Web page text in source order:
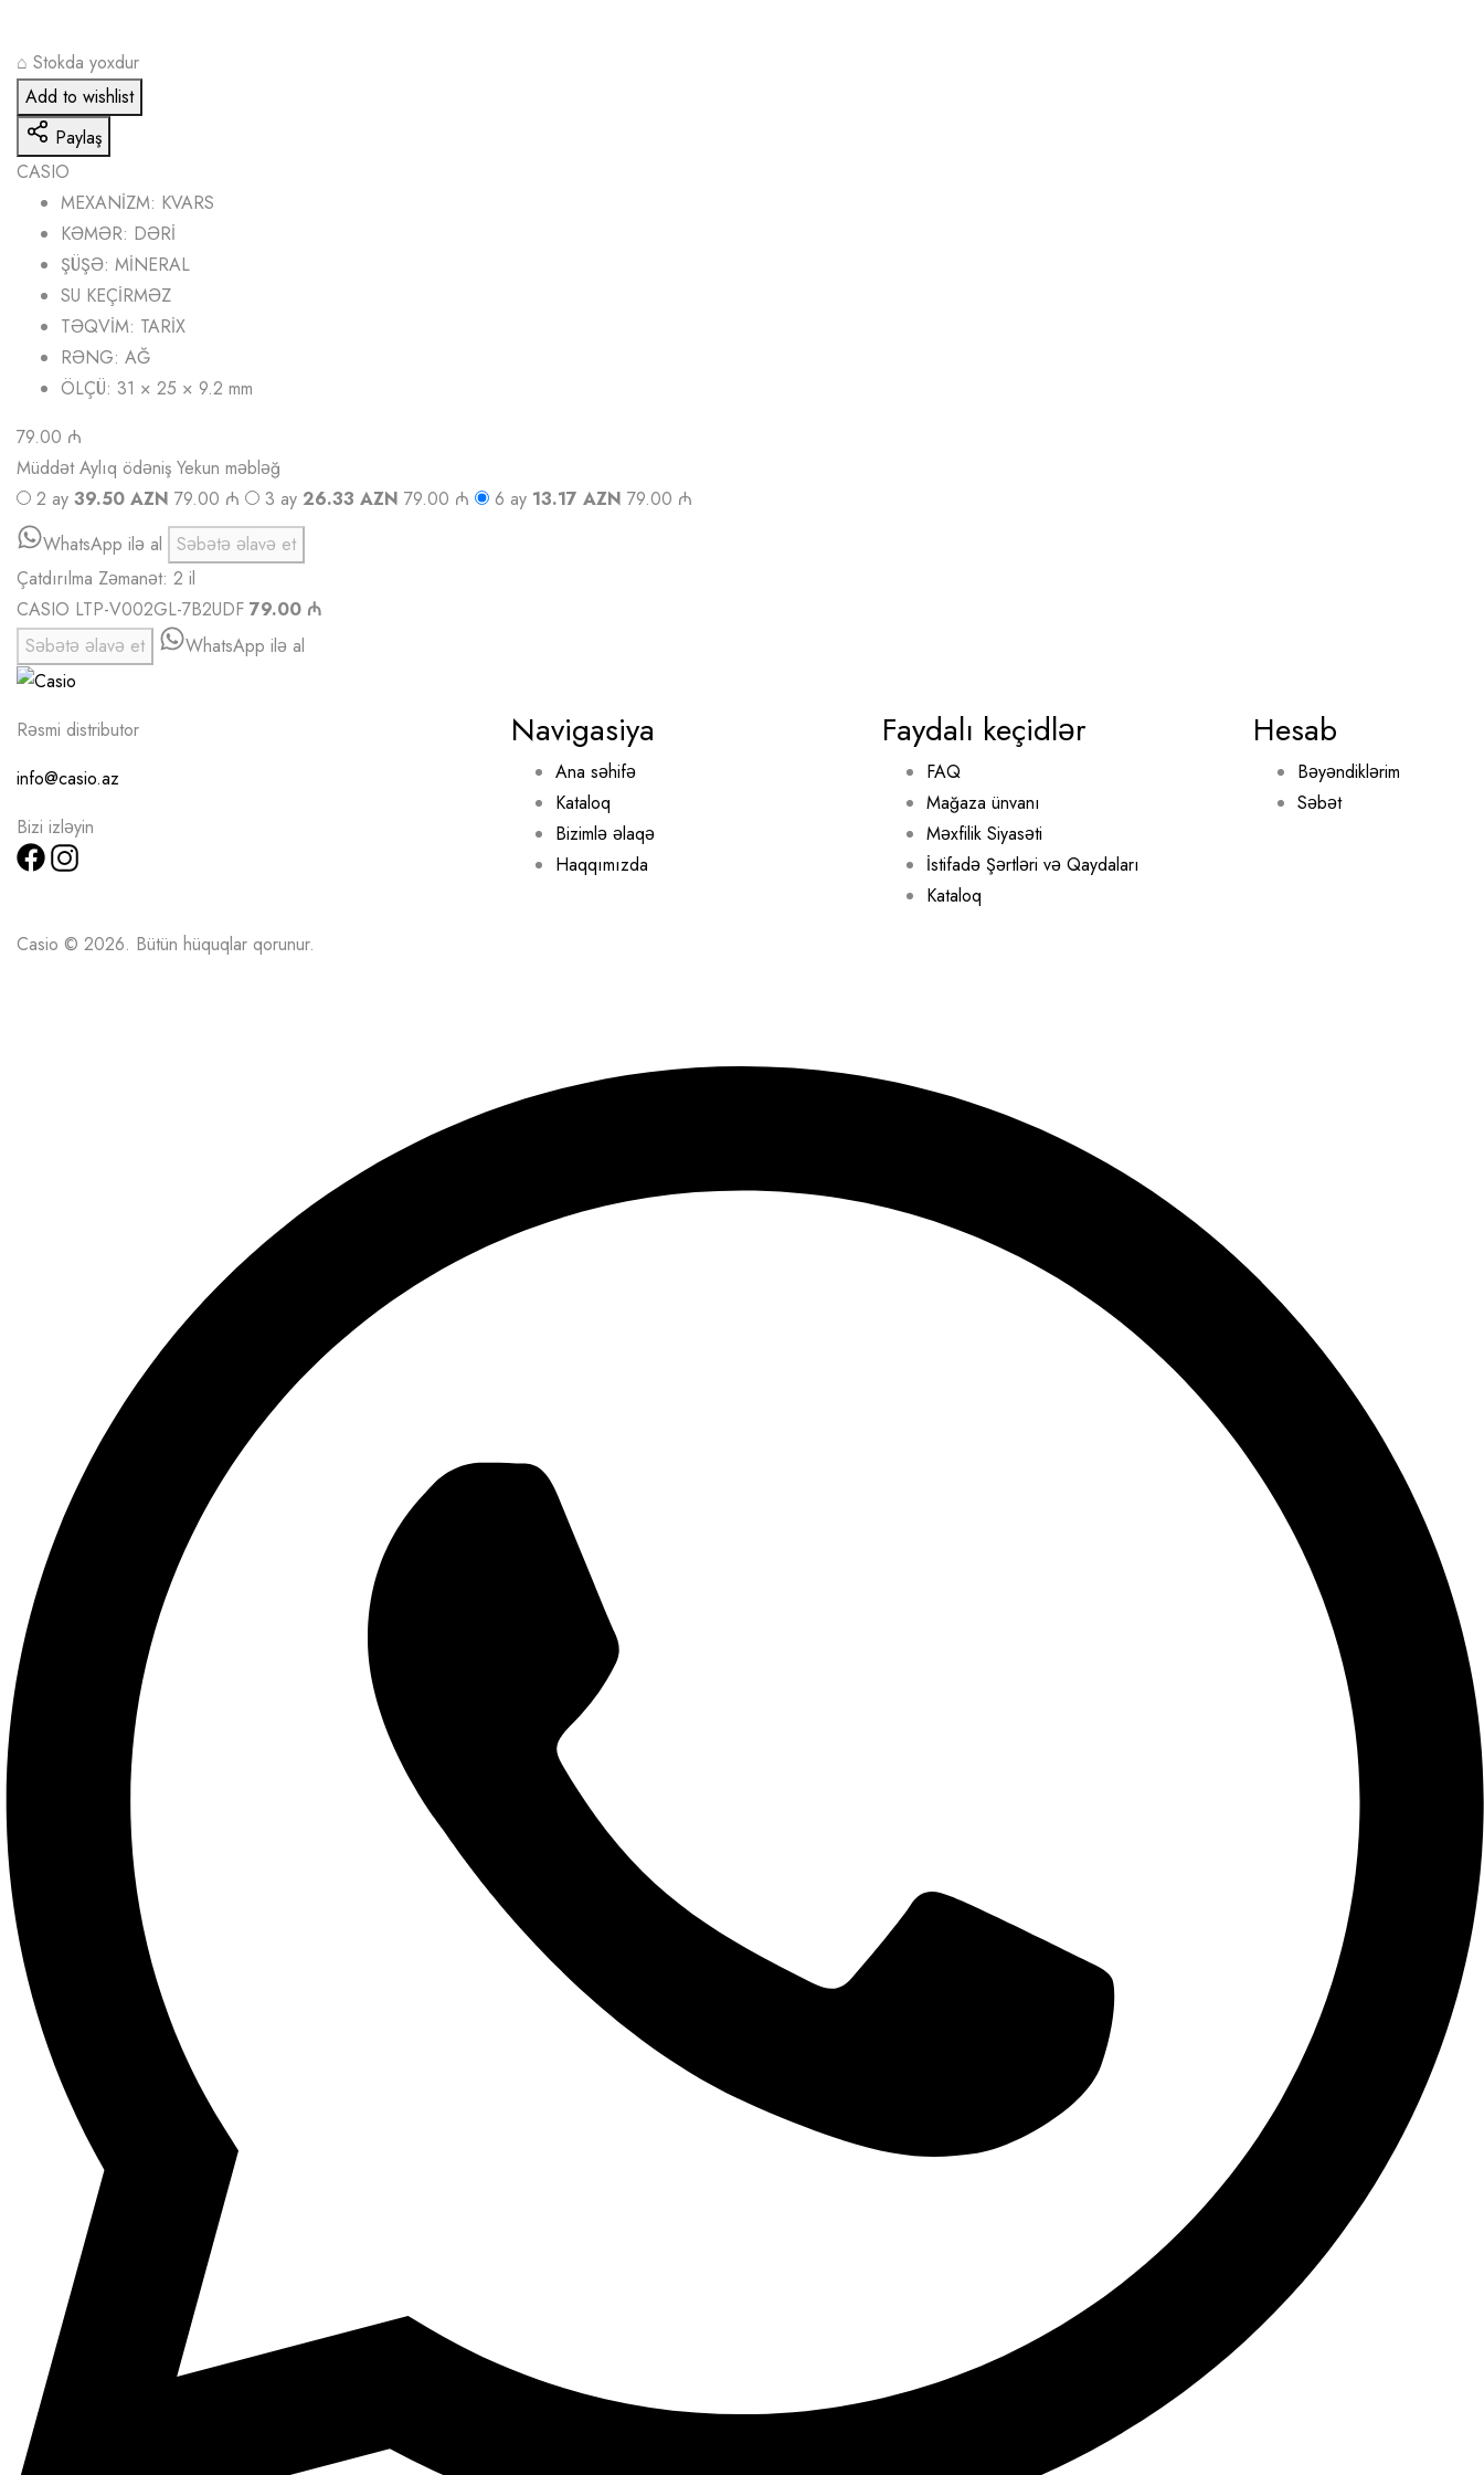
⌂ Stokda yoxdur
Add to wishlist
Paylaş
CASIO
MEXANİZM: KVARS
KƏMƏR: DƏRİ
ŞÜŞƏ: MİNERAL
SU KEÇİRMƏZ
TƏQVİM: TARİX
RƏNG: AĞ
ÖLÇÜ: 31 × 25 × 9.2 mm
79.00 ₼
Müddət Aylıq ödəniş Yekun məbləğ
2 ay 39.50 AZN 79.00 ₼ 3 ay 26.33 AZN 79.00 ₼ 6 ay 13.17 AZN 79.00 ₼
WhatsApp ilə al
Səbətə əlavə et
Çatdırılma Zəmanət: 2 il
CASIO LTP-V002GL-7B2UDF 79.00 ₼
Səbətə əlavə et
WhatsApp ilə al
Rəsmi distributor
info@casio.az
Bizi izləyin
Navigasiya
Ana səhifə
Kataloq
Bizimlə əlaqə
Haqqımızda
Faydalı keçidlər
FAQ
Mağaza ünvanı
Məxfilik Siyasəti
İstifadə Şərtləri və Qaydaları
Kataloq
Hesab
Bəyəndiklərim
Səbət
Casio © 2026. Bütün hüquqlar qorunur.